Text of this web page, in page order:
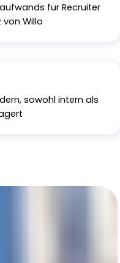
für Recruiter
von Willo
sowohl intern als